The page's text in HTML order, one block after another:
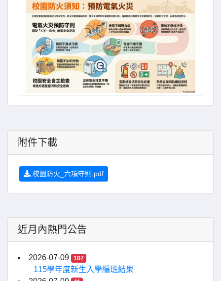
附件下載
校園防火_六項守則.pdf
近月內熱門公告
2026-07-09 107
115學年度新生入學編班結果